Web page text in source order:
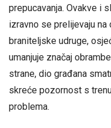
prepucavanja. Ovakve i
izravno se prelijevaju
braniteljske udruge,
umanjuje značaj
strane, dio građana
skreće pozornost s
problema.